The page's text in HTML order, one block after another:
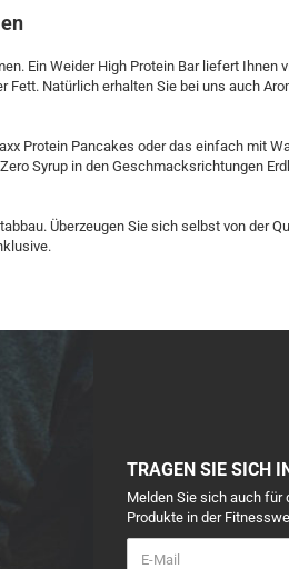
Ein Weider High Protein Bar liefert
Natürlich erhalten Sie bei uns auch
Protein Pancakes oder das einfach mit
Syrup in den Geschmacksrichtungen
Überzeugen Sie sich selbst von der
TRAGEN SIE SICH
Melden Sie sich auch für
Produkte in der